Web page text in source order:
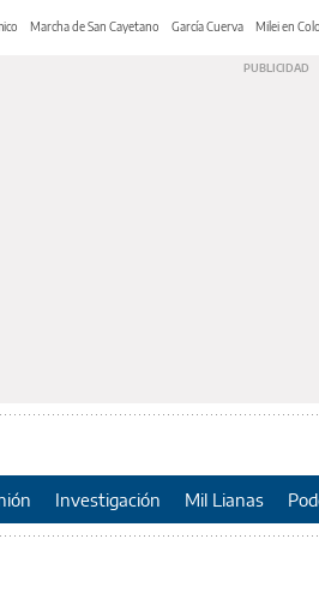
Marcha de San Cayetano García Cuerva Milei en
Investigación Mil Lianas